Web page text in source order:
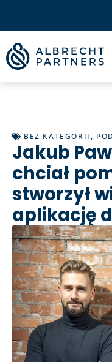
BEZ KATEGORII ,
Jakub
chciał
stworzył
aplikację